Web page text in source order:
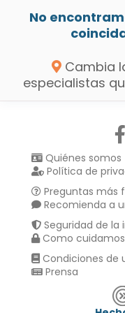
No
Cambia
especialistas
Quiénes somos
Política de
Preguntas más
Recomienda a
Seguridad de la
Como
Condiciones de
Prensa